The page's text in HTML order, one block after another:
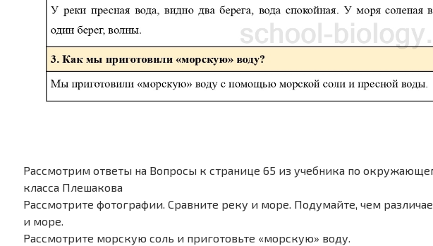
Рассмотрим ответы на Вопросы к странице 65 из учебника по
класса Плешакова
Рассмотрите фотографии. Сравните реку и море. Подумайте, чем
и море.
Рассмотрите морскую соль и приготовьте «морскую» воду.